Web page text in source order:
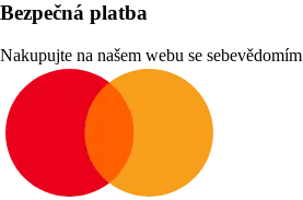
Bezpečná platba
Nakupujte na našem webu se sebevědomím